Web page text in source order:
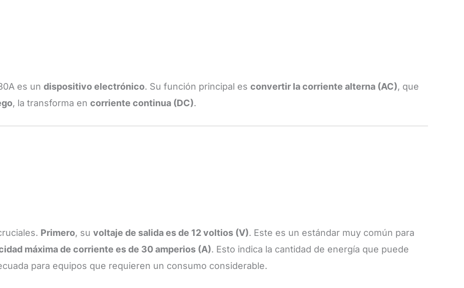
es un dispositivo electrónico. Su función principal es convertir la corriente alterna (AC), que
, la transforma en corriente continua (DC).
Primero, su voltaje de salida es de 12 voltios (V). Este es un estándar muy común para
máxima de corriente es de 30 amperios (A). Esto indica la cantidad de energía que puede
para equipos que requieren un consumo considerable.